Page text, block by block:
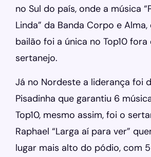
no Sul do país, onde a música
Linda” da Banda Corpo e
bailão foi a única no Top10
sertanejo.
Já no Nordeste a liderança foi
Pisadinha que garantiu 6
Top10, mesmo assim, foi o
Raphael “Larga aí para ver”
lugar mais alto do pódio, com